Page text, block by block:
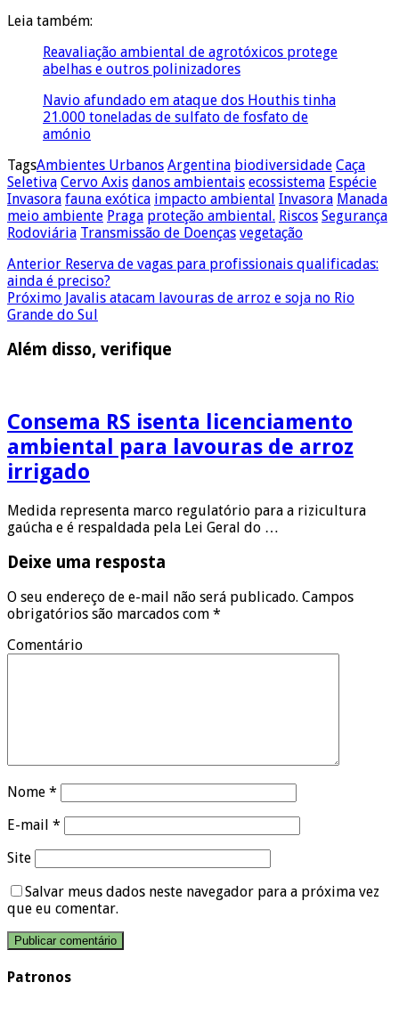
Leia também:
Reavaliação ambiental de agrotóxicos protege
abelhas e outros polinizadores
Navio afundado em ataque dos Houthis tinha
21.000 toneladas de sulfato de fosfato de
amónio
TagsAmbientes Urbanos Argentina biodiversidade Caça
Seletiva Cervo Axis danos ambientais ecossistema Espécie
Invasora fauna exótica impacto ambiental Invasora Manada
meio ambiente Praga proteção ambiental. Riscos Segurança
Rodoviária Transmissão de Doenças vegetação
Anterior Reserva de vagas para profissionais qualificadas:
ainda é preciso?
Próximo Javalis atacam lavouras de arroz e soja no Rio
Grande do Sul
Além disso, verifique
Consema RS isenta licenciamento
ambiental para lavouras de arroz
irrigado
Medida representa marco regulatório para a rizicultura
gaúcha e é respaldada pela Lei Geral do …
Deixe uma resposta
O seu endereço de e-mail não será publicado. Campos
obrigatórios são marcados com *
Comentário
Nome *
E-mail *
Site
Salvar meus dados neste navegador para a próxima vez
que eu comentar.
Patronos